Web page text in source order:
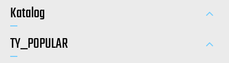
Katalog
TY_POPULAR